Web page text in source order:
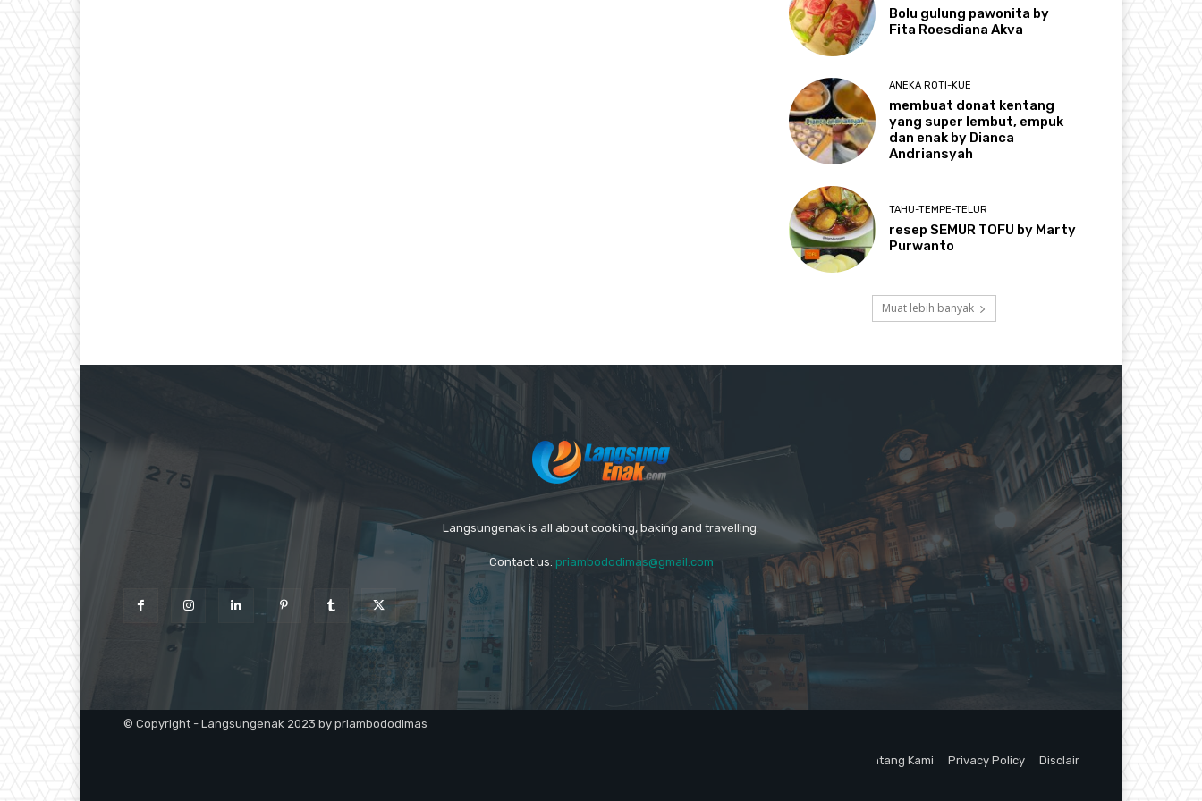
Bolu gulung pawonita by
Fita Roesdiana Akva
ANEKA ROTI-KUE
membuat donat kentang
yang super lembut, empuk
dan enak by Dianca
Andriansyah
TAHU-TEMPE-TELUR
resep SEMUR TOFU by Marty
Purwanto
Muat lebih banyak
Langsungenak is all about cooking, baking and travelling.
Contact us: priambododimas@gmail.com
© Copyright - Langsungenak 2023 by priambododimas
Tentang Kami Privacy Policy Disclaimer